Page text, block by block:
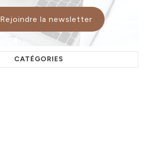
Rejoindre la newsletter
CATÉGORIES